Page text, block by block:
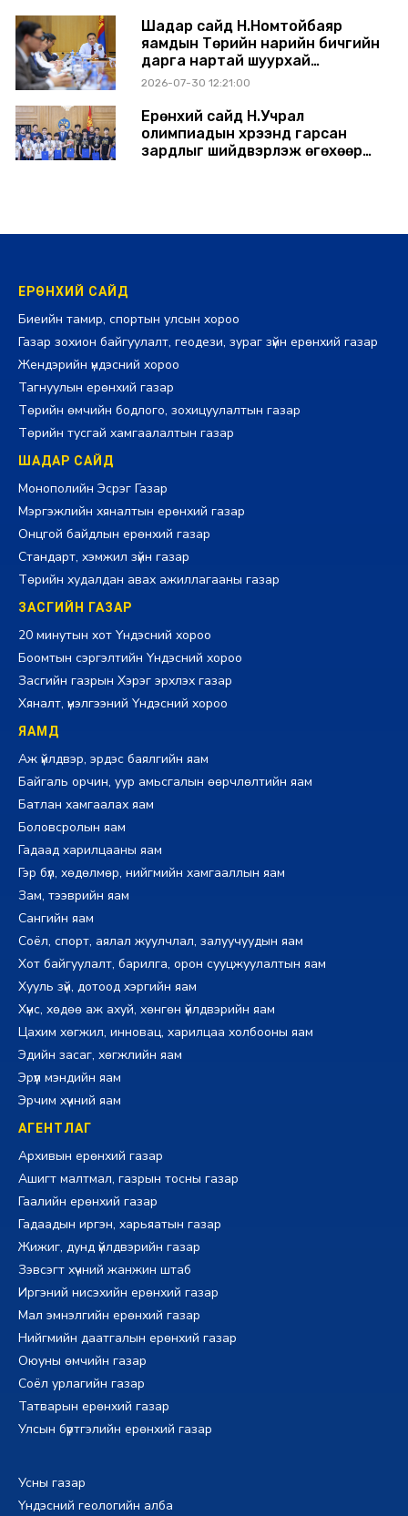
Шадар сайд Н.Номтойбаяр
яамдын Төрийн нарийн бичгийн
дарга нартай шуурхай
хуралдлаа
2026-07-30 12:21:00
Ерөнхий сайд Н.Учрал
олимпиадын хүрээнд гарсан
зардлыг шийдвэрлэж өгөхөөр
ЕРӨНХИЙ САЙД
Биеийн тамир, спортын улсын хороо
Газар зохион байгуулалт, геодези, зураг зүйн ерөнхий газар
Жендэрийн үндэсний хороо
Тагнуулын ерөнхий газар
Төрийн өмчийн бодлого, зохицуулалтын газар
Төрийн тусгай хамгаалалтын газар
ШАДАР САЙД
Монополийн Эсрэг Газар
Мэргэжлийн хяналтын ерөнхий газар
Онцгой байдлын ерөнхий газар
Стандарт, хэмжил зүйн газар
Төрийн худалдан авах ажиллагааны газар
ЗАСГИЙН ГАЗАР
20 минутын хот Үндэсний хороо
Боомтын сэргэлтийн Үндэсний хороо
Засгийн газрын Хэрэг эрхлэх газар
Хяналт, үнэлгээний Үндэсний хороо
ЯАМД
Аж үйлдвэр, эрдэс баялгийн яам
Байгаль орчин, уур амьсгалын өөрчлөлтийн яам
Батлан хамгаалах яам
Боловсролын яам
Гадаад харилцааны яам
Гэр бүл, хөдөлмөр, нийгмийн хамгааллын яам
Зам, тээврийн яам
Сангийн яам
Соёл, спорт, аялал жуулчлал, залуучуудын яам
Хот байгуулалт, барилга, орон сууцжуулалтын яам
Хууль зүй, дотоод хэргийн яам
Хүнс, хөдөө аж ахуй, хөнгөн үйлдвэрийн яам
Цахим хөгжил, инновац, харилцаа холбооны яам
Эдийн засаг, хөгжлийн яам
Эрүүл мэндийн яам
Эрчим хүчний яам
АГЕНТЛАГ
Архивын ерөнхий газар
Ашигт малтмал, газрын тосны газар
Гаалийн ерөнхий газар
Гадаадын иргэн, харьяатын газар
Жижиг, дунд үйлдвэрийн газар
Зэвсэгт хүчний жанжин штаб
Иргэний нисэхийн ерөнхий газар
Мал эмнэлгийн ерөнхий газар
Нийгмийн даатгалын ерөнхий газар
Оюуны өмчийн газар
Соёл урлагийн газар
Татварын ерөнхий газар
Улсын бүртгэлийн ерөнхий газар
Усны газар
Үндэсний геологийн алба